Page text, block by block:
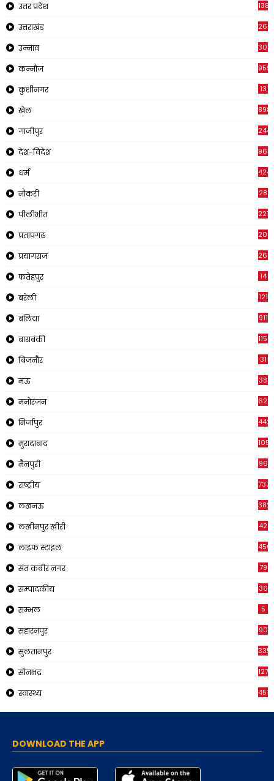
उत्तर प्रदेश 1381
उत्तराखंड
उन्नाव 308
कन्नौज 959
कुशीनगर 13
खेल 898
गाजीपुर 244
देश-विदेश 963
धर्म 424
नौकरी 28
पीलीभीत 2218
प्रतापगढ
प्रयागराज 269
फतेहपुर 14
बरेली 121
बलिया 911
बाराबंकी 1150
बिजनौर 31
मऊ 38
मनोरंजन 622
मिर्जापुर 442
मुरादाबाद 1057
मैनपुरी 96
राष्ट्रीय 7376
लखनऊ
लखीमपुर खीरी 42
लाइफ स्टाइल 456
संत कबीर नगर 79
सम्पादकीय 36
सम्भल 5
सहारनपुर 90
सुलतानपुर 335
सोनभद्र 1271
स्वास्थ्य 451
DOWNLOAD THE APP